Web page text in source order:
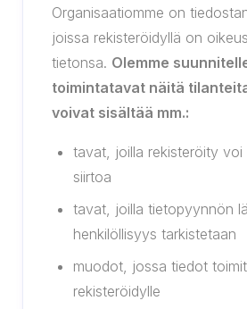
Organisaatiomme on
joissa rekisteröidyllä on
tietonsa. Olemme
toimintatavat näitä
voivat sisältää mm.:
tavat, joilla rekisteröity
siirtoa
tavat, joilla tietopyynnön
henkilöllisyys tarkistetaan
muodot, jossa tiedot
rekisteröidylle